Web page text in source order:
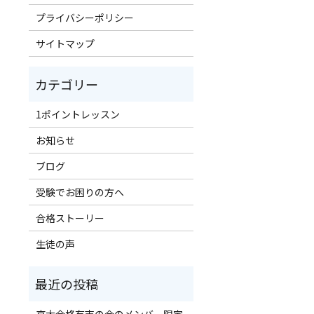
プライバシーポリシー
サイトマップ
1ポイントレッスン
お知らせ
ブログ
受験でお困りの方へ
合格ストーリー
生徒の声